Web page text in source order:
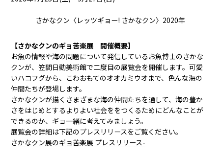
さかなクン〈レッツギョー! さかなクン〉2020年
【さかなクンのギョ苦楽展 開催概要】
お魚の情報や海の問題について発信しているお魚博士のさかな
クンが、笠間日動美術館で二度目の展覧会を開催します。可愛
いハコフグから、こわおもてのオオカミウオまで、色んな海の
仲間たちが登場します。
さかなクンが描くさまざまな海の仲間たちを通して、海の豊か
さをはじめとするよりよい社会ををつくるためにどんなことが
できるのか、ギョ一緒に考えてみましょう。
展覧会の詳細は下記のプレスリリースをご覧ください。
さかなクン展のギョ苦楽展 プレスリリース-